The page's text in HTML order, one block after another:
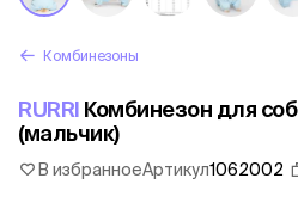
Комбинезоны
RURRI Комбинезон для
(мальчик)
В избранноеАртикул1062002